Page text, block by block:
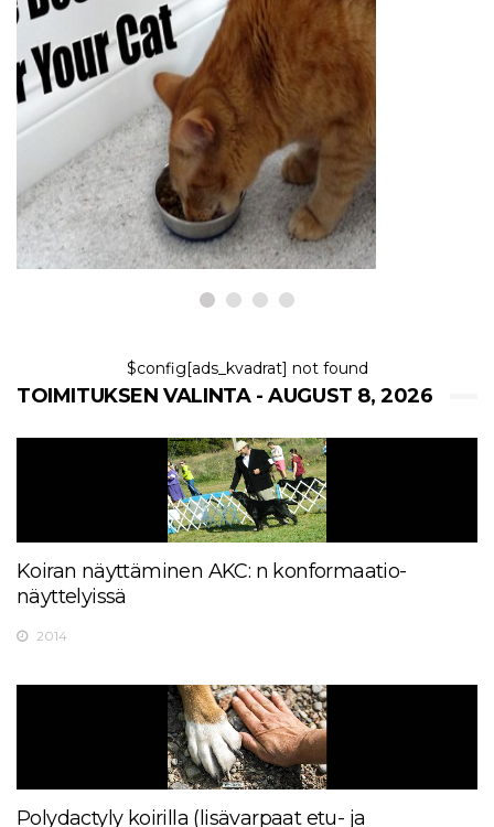
KISSAT
Kuinka valita kissallesi paras
kissaruoka
8,2026
$config[ads_kvadrat] not found
TOIMITUKSEN VALINTA - AUGUST 8, 2026
Koiran näyttäminen AKC: n konformaatio-
näyttelyissä
2014
Polydactyly koirilla (lisävarpaat etu- ja